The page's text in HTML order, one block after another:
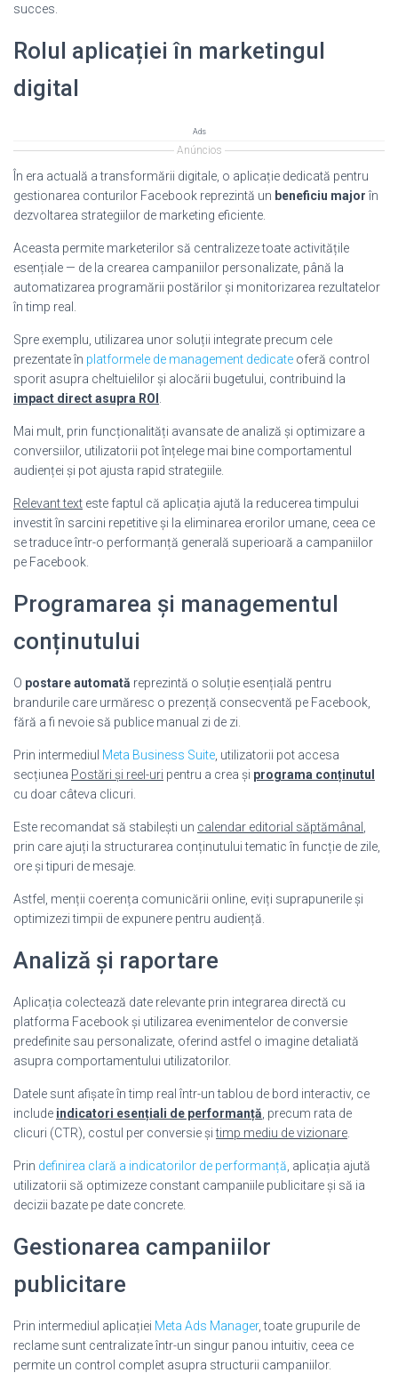
succes.
Rolul aplicației în marketingul
digital
Ads
Anúncios
În era actuală a transformării digitale, o aplicație dedicată pentru
gestionarea conturilor Facebook reprezintă un beneficiu major în
dezvoltarea strategiilor de marketing eficiente.
Aceasta permite marketerilor să centralizeze toate activitățile
esențiale — de la crearea campaniilor personalizate, până la
automatizarea programării postărilor și monitorizarea rezultatelor
în timp real.
Spre exemplu, utilizarea unor soluții integrate precum cele
prezentate în platformele de management dedicate oferă control
sporit asupra cheltuielilor și alocării bugetului, contribuind la
impact direct asupra ROI
Mai mult, prin funcționalități avansate de analiză și optimizare a
conversiilor, utilizatorii pot înțelege mai bine comportamentul
audienței și pot ajusta rapid strategiile.
Relevant text este faptul că aplicația ajută la reducerea timpului
investit în sarcini repetitive și la eliminarea erorilor umane, ceea ce
se traduce într-o performanță generală superioară a campaniilor
pe Facebook.
Programarea și managementul
conținutului
O postare automată reprezintă o soluție esențială pentru
brandurile care urmăresc o prezență consecventă pe Facebook,
fără a fi nevoie să publice manual zi de zi.
Prin intermediul Meta Business Suite , utilizatorii pot accesa
secțiunea Postări și reel-uri pentru a crea și programa conținutul
cu doar câteva clicuri.
Este recomandat să stabilești un calendar editorial săptămânal
prin care ajuți la structurarea conținutului tematic în funcție de zile,
ore și tipuri de mesaje.
Astfel, menții coerența comunicării online, eviți suprapunerile și
optimizezi timpii de expunere pentru audiență.
Analiză și raportare
Aplicația colectează date relevante prin integrarea directă cu
platforma Facebook și utilizarea evenimentelor de conversie
predefinite sau personalizate, oferind astfel o imagine detaliată
asupra comportamentului utilizatorilor.
Datele sunt afișate în timp real într-un tablou de bord interactiv, ce
include indicatori esențiali de performanță , precum rata de
clicuri (CTR), costul per conversie șitimp mediu de vizionare
Prin definirea clară a indicatorilor de performanță , aplicația ajută
utilizatorii să optimizeze constant campaniile publicitare și să ia
decizii bazate pe date concrete.
Gestionarea campaniilor
publicitare
Prin intermediul aplicației Meta Ads Manager, toate grupurile de
reclame sunt centralizate într-un singur panou intuitiv, ceea ce
permite un control complet asupra structurii campaniilor.